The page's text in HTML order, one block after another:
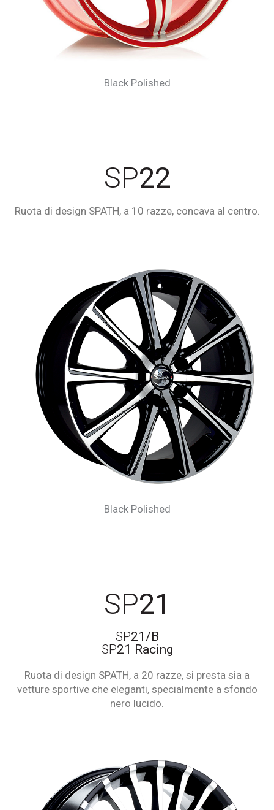
Black Polished
SP22
Ruota di design SPATH, a 10 razze, concava al centro.
Black Polished
SP21
SP21/B
SP21 Racing
Ruota di design SPATH, a 20 razze, si presta sia a
vetture sportive che eleganti, specialmente a sfondo
nero lucido.